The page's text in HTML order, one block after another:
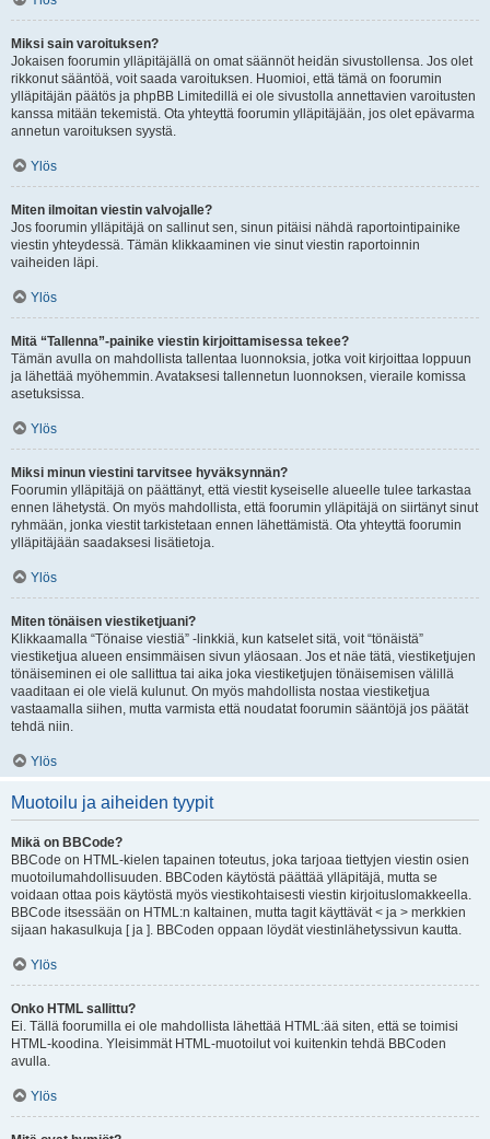
Miksi sain varoituksen?
Jokaisen foorumin ylläpitäjällä on omat säännöt heidän sivustollensa. Jos olet
rikkonut sääntöä, voit saada varoituksen. Huomioi, että tämä on foorumin
ylläpitäjän päätös ja phpBB Limitedillä ei ole sivustolla annettavien varoitusten
kanssa mitään tekemistä. Ota yhteyttä foorumin ylläpitäjään, jos olet epävarma
annetun varoituksen syystä.
Ylös
Miten ilmoitan viestin valvojalle?
Jos foorumin ylläpitäjä on sallinut sen, sinun pitäisi nähdä raportointipainike
viestin yhteydessä. Tämän klikkaaminen vie sinut viestin raportoinnin
vaiheiden läpi.
Ylös
Mitä “Tallenna”-painike viestin kirjoittamisessa tekee?
Tämän avulla on mahdollista tallentaa luonnoksia, jotka voit kirjoittaa loppuun
ja lähettää myöhemmin. Avataksesi tallennetun luonnoksen, vieraile komissa
asetuksissa.
Ylös
Miksi minun viestini tarvitsee hyväksynnän?
Foorumin ylläpitäjä on päättänyt, että viestit kyseiselle alueelle tulee tarkastaa
ennen lähetystä. On myös mahdollista, että foorumin ylläpitäjä on siirtänyt sinut
ryhmään, jonka viestit tarkistetaan ennen lähettämistä. Ota yhteyttä foorumin
ylläpitäjään saadaksesi lisätietoja.
Ylös
Miten tönäisen viestiketjuani?
Klikkaamalla “Tönaise viestiä” -linkkiä, kun katselet sitä, voit “tönäistä”
viestiketjua alueen ensimmäisen sivun yläosaan. Jos et näe tätä, viestiketjujen
tönäiseminen ei ole sallittua tai aika joka viestiketjujen tönäisemisen välillä
vaaditaan ei ole vielä kulunut. On myös mahdollista nostaa viestiketjua
vastaamalla siihen, mutta varmista että noudatat foorumin sääntöjä jos päätät
tehdä niin.
Ylös
Muotoilu ja aiheiden tyypit
Mikä on BBCode?
BBCode on HTML-kielen tapainen toteutus, joka tarjoaa tiettyjen viestin osien
muotoilumahdollisuuden. BBCoden käytöstä päättää ylläpitäjä, mutta se
voidaan ottaa pois käytöstä myös viestikohtaisesti viestin kirjoituslomakkeella.
BBCode itsessään on HTML:n kaltainen, mutta tagit käyttävät < ja > merkkien
sijaan hakasulkuja [ ja ]. BBCoden oppaan löydät viestinlähetyssivun kautta.
Ylös
Onko HTML sallittu?
Ei. Tällä foorumilla ei ole mahdollista lähettää HTML:ää siten, että se toimisi
HTML-koodina. Yleisimmät HTML-muotoilut voi kuitenkin tehdä BBCoden
avulla.
Ylös